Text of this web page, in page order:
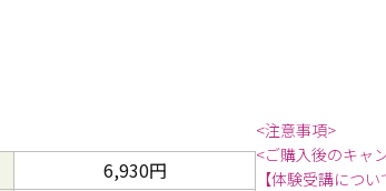
6,930円
<注意事項>
<ご購入後のキャ
【体験受講につ